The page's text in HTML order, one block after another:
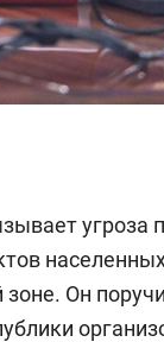
угроза
Он